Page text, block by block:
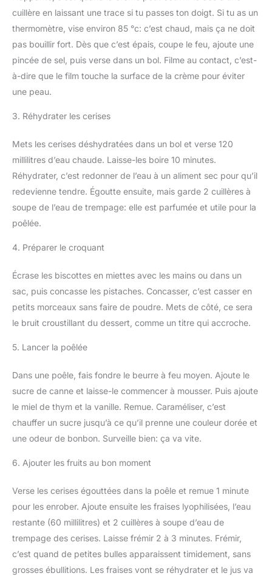
cuillère en laissant une trace si tu passes ton doigt. Si tu as un
thermomètre, vise environ 85 °c: c’est chaud, mais ça ne doit
pas bouillir fort. Dès que c’est épais, coupe le feu, ajoute une
pincée de sel, puis verse dans un bol. Filme au contact, c’est-
à-dire que le film touche la surface de la crème pour éviter
une peau.
3. Réhydrater les cerises
Mets les cerises déshydratées dans un bol et verse 120
millilitres d’eau chaude. Laisse-les boire 10 minutes.
Réhydrater, c’est redonner de l’eau à un aliment sec pour qu’il
redevienne tendre. Égoutte ensuite, mais garde 2 cuillères à
soupe de l’eau de trempage: elle est parfumée et utile pour la
poêlée.
4. Préparer le croquant
Écrase les biscottes en miettes avec les mains ou dans un
sac, puis concasse les pistaches. Concasser, c’est casser en
petits morceaux sans faire de poudre. Mets de côté, ce sera
le bruit croustillant du dessert, comme un titre qui accroche.
5. Lancer la poêlée
Dans une poêle, fais fondre le beurre à feu moyen. Ajoute le
sucre de canne et laisse-le commencer à mousser. Puis ajoute
le miel de thym et la vanille. Remue. Caraméliser, c’est
chauffer un sucre jusqu’à ce qu’il prenne une couleur dorée et
une odeur de bonbon. Surveille bien: ça va vite.
6. Ajouter les fruits au bon moment
Verse les cerises égouttées dans la poêle et remue 1 minute
pour les enrober. Ajoute ensuite les fraises lyophilisées, l’eau
restante (60 millilitres) et 2 cuillères à soupe d’eau de
trempage des cerises. Laisse frémir 2 à 3 minutes. Frémir,
c’est quand de petites bulles apparaissent timidement, sans
grosses ébullitions. Les fraises vont se réhydrater et le jus va